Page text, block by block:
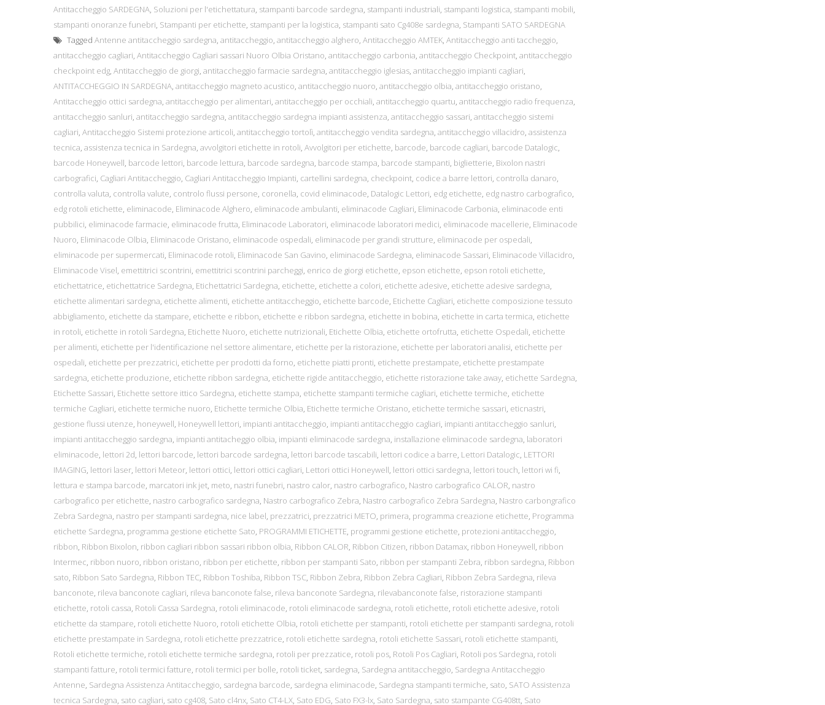
Antitaccheggio SARDEGNA, Soluzioni per l'etichettatura, stampanti barcode sardegna, stampanti industriali, stampanti logistica, stampanti mobili,
stampanti onoranze funebri, Stampanti per etichette, stampanti per la logistica, stampanti sato Cg408e sardegna, Stampanti SATO SARDEGNA
Tagged Antenne antitaccheggio sardegna, antitaccheggio, antitaccheggio alghero, Antitaccheggio AMTEK, Antitaccheggio anti taccheggio,
antitaccheggio cagliari, Antitaccheggio Cagliari sassari Nuoro Olbia Oristano, antitaccheggio carbonia, antitaccheggio Checkpoint, antitaccheggio
checkpoint edg, Antitaccheggio de giorgi, antitaccheggio farmacie sardegna, antitaccheggio iglesias, antitaccheggio impianti cagliari,
ANTITACCHEGGIO IN SARDEGNA, antitaccheggio magneto acustico, antitaccheggio nuoro, antitaccheggio olbia, antitaccheggio oristano,
Antitaccheggio ottici sardegna, antitaccheggio per alimentari, antitaccheggio per occhiali, antitaccheggio quartu, antitaccheggio radio frequenza,
antitaccheggio sanluri, antitaccheggio sardegna, antitaccheggio sardegna impianti assistenza, antitaccheggio sassari, antitaccheggio sistemi
cagliari, Antitaccheggio Sistemi protezione articoli, antitaccheggio tortolì, antitaccheggio vendita sardegna, antitaccheggio villacidro, assistenza
tecnica, assistenza tecnica in Sardegna, avvolgitori etichette in rotoli, Avvolgitori per etichette, barcode, barcode cagliari, barcode Datalogic,
barcode Honeywell, barcode lettori, barcode lettura, barcode sardegna, barcode stampa, barcode stampanti, biglietterie, Bixolon nastri
carbografici, Cagliari Antitaccheggio, Cagliari Antitaccheggio Impianti, cartellini sardegna, checkpoint, codice a barre lettori, controlla danaro,
controlla valuta, controlla valute, controlo flussi persone, coronella, covid eliminacode, Datalogic Lettori, edg etichette, edg nastro carbografico,
edg rotoli etichette, eliminacode, Eliminacode Alghero, eliminacode ambulanti, eliminacode Cagliari, Eliminacode Carbonia, eliminacode enti
pubbilici, eliminacode farmacie, eliminacode frutta, Eliminacode Laboratori, eliminacode laboratori medici, eliminacode macellerie, Eliminacode
Nuoro, Eliminacode Olbia, Eliminacode Oristano, eliminacode ospedali, eliminacode per grandi strutture, eliminacode per ospedali,
eliminacode per supermercati, Eliminacode rotoli, Eliminacode San Gavino, eliminacode Sardegna, eliminacode Sassari, Eliminacode Villacidro,
Eliminacode Visel, emettitrici scontrini, emettitrici scontrini parcheggi, enrico de giorgi etichette, epson etichette, epson rotoli etichette,
etichettatrice, etichettatrice Sardegna, Etichettatrici Sardegna, etichette, etichette a colori, etichette adesive, etichette adesive sardegna,
etichette alimentari sardegna, etichette alimenti, etichette antitaccheggio, etichette barcode, Etichette Cagliari, etichette composizione tessuto
abbigliamento, etichette da stampare, etichette e ribbon, etichette e ribbon sardegna, etichette in bobina, etichette in carta termica, etichette
in rotoli, etichette in rotoli Sardegna, Etichette Nuoro, etichette nutrizionali, Etichette Olbia, etichette ortofrutta, etichette Ospedali, etichette
per alimenti, etichette per l'identificazione nel settore alimentare, etichette per la ristorazione, etichette per laboratori analisi, etichette per
ospedali, etichette per prezzatrici, etichette per prodotti da forno, etichette piatti pronti, etichette prestampate, etichette prestampate
sardegna, etichette produzione, etichette ribbon sardegna, etichette rigide antitaccheggio, etichette ristorazione take away, etichette Sardegna,
Etichette Sassari, Etichette settore ittico Sardegna, etichette stampa, etichette stampanti termiche cagliari, etichette termiche, etichette
termiche Cagliari, etichette termiche nuoro, Etichette termiche Olbia, Etichette termiche Oristano, etichette termiche sassari, eticnastri,
gestione flussi utenze, honeywell, Honeywell lettori, impianti antitaccheggio, impianti antitaccheggio cagliari, impianti antitaccheggio sanluri,
impianti antitaccheggio sardegna, impianti antitacheggio olbia, impianti eliminacode sardegna, installazione eliminacode sardegna, laboratori
eliminacode, lettori 2d, lettori barcode, lettori barcode sardegna, lettori barcode tascabili, lettori codice a barre, Lettori Datalogic, LETTORI
IMAGING, lettori laser, lettori Meteor, lettori ottici, lettori ottici cagliari, Lettori ottici Honeywell, lettori ottici sardegna, lettori touch, lettori wi fi,
lettura e stampa barcode, marcatori ink jet, meto, nastri funebri, nastro calor, nastro carbografico, Nastro carbografico CALOR, nastro
carbografico per etichette, nastro carbografico sardegna, Nastro carbografico Zebra, Nastro carbografico Zebra Sardegna, Nastro carbongrafico
Zebra Sardegna, nastro per stampanti sardegna, nice label, prezzatrici, prezzatrici METO, primera, programma creazione etichette, Programma
etichette Sardegna, programma gestione etichette Sato, PROGRAMMI ETICHETTE, programmi gestione etichette, protezioni antitaccheggio,
ribbon, Ribbon Bixolon, ribbon cagliari ribbon sassari ribbon olbia, Ribbon CALOR, Ribbon Citizen, ribbon Datamax, ribbon Honeywell, ribbon
Intermec, ribbon nuoro, ribbon oristano, ribbon per etichette, ribbon per stampanti Sato, ribbon per stampanti Zebra, ribbon sardegna, Ribbon
sato, Ribbon Sato Sardegna, Ribbon TEC, Ribbon Toshiba, Ribbon TSC, Ribbon Zebra, Ribbon Zebra Cagliari, Ribbon Zebra Sardegna, rileva
banconote, rileva banconote cagliari, rileva banconote false, rileva banconote Sardegna, rilevabanconote false, ristorazione stampanti
etichette, rotoli cassa, Rotoli Cassa Sardegna, rotoli eliminacode, rotoli eliminacode sardegna, rotoli etichette, rotoli etichette adesive, rotoli
etichette da stampare, rotoli etichette Nuoro, rotoli etichette Olbia, rotoli etichette per stampanti, rotoli etichette per stampanti sardegna, rotoli
etichette prestampate in Sardegna, rotoli etichette prezzatrice, rotoli etichette sardegna, rotoli etichette Sassari, rotoli etichette stampanti,
Rotoli etichette termiche, rotoli etichette termiche sardegna, rotoli per prezzatice, rotoli pos, Rotoli Pos Cagliari, Rotoli pos Sardegna, rotoli
stampanti fatture, rotoli termici fatture, rotoli termici per bolle, rotoli ticket, sardegna, Sardegna antitaccheggio, Sardegna Antitaccheggio
Antenne, Sardegna Assistenza Antitaccheggio, sardegna barcode, sardegna eliminacode, Sardegna stampanti termiche, sato, SATO Assistenza
tecnica Sardegna, sato cagliari, sato cg408, Sato cl4nx, Sato CT4-LX, Sato EDG, Sato FX3-lx, Sato Sardegna, sato stampante CG408tt, Sato